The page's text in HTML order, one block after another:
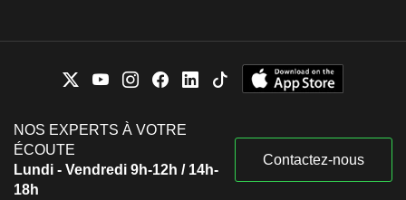
NOS EXPERTS À VOTRE
ÉCOUTE
Lundi - Vendredi 9h-12h / 14h-
18h
Contactez-nous